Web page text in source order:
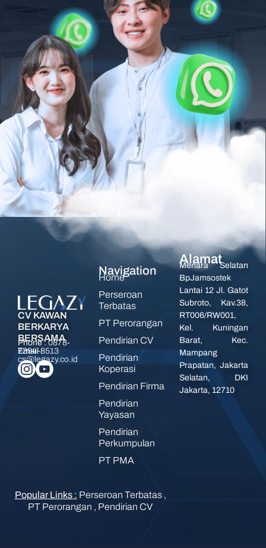
CV KAWAN
BERKARYA
BERSAMA
Phone :0878-
7394-8513
Email :
cs@legazy.co.id
Navigation
Home
Perseroan
Terbatas
PT Perorangan
Pendirian CV
Pendirian
Koperasi
Pendirian Firma
Pendirian
Yayasan
Pendirian
Perkumpulan
PT PMA
Alamat
Menara Selatan
BpJamsostek
Lantai 12 Jl. Gatot
Subroto, Kav.38,
RT006/RW001,
Kel. Kuningan
Barat, Kec.
Mampang
Prapatan, Jakarta
Selatan, DKI
Jakarta, 12710
Popular Links : Perseroan Terbatas ,
PT Perorangan , Pendirian CV